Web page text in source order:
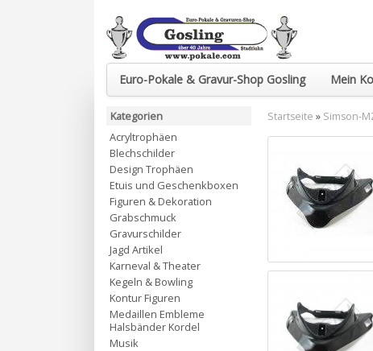
Euro-Pokale & Gravur-Shop Gosling Mein
Startseite » Simson-
Kategorien
Acryltrophäen
Blechschilder
Design Trophäen
Etuis und Geschenkboxen
Figuren & Dekoration
Grabschmuck
Gravurschilder
Jagd Artikel
Karneval & Theater
Kegeln & Bowling
Kontur Figuren
Medaillen Embleme
Halsbänder Kordel
Musik